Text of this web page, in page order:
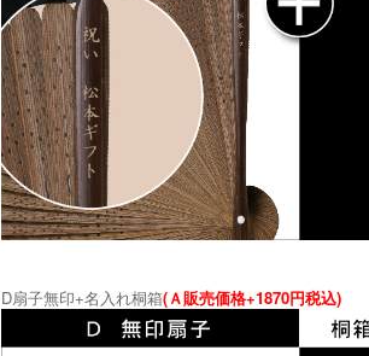
D扇子無印+名入れ桐箱(Ａ販売価格+1870円税込)